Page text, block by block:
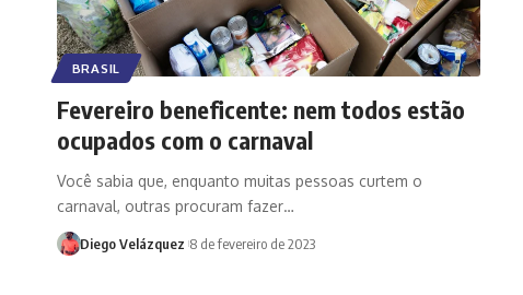
BRASIL
Fevereiro beneficente: nem todos estão
ocupados com o carnaval
Você sabia que, enquanto muitas pessoas curtem o
carnaval, outras procuram fazer…
Diego Velázquez 8 de fevereiro de 2023